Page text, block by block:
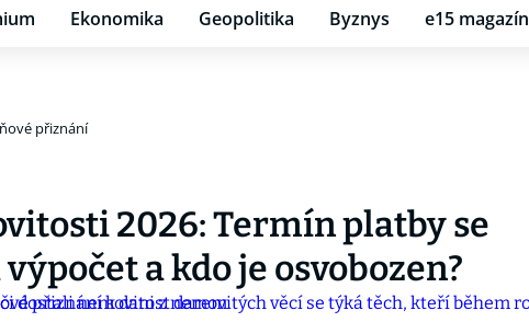
Ekonomika Geopolitika Byznys e15 magazín
přiznání
2026: Termín platby se
a kdo je osvobozen?